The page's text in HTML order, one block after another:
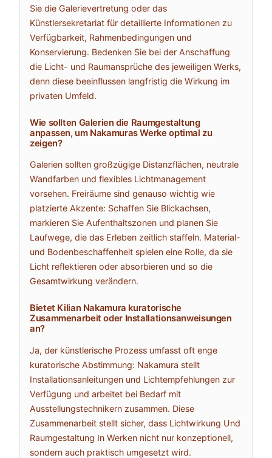
Sie die Galerievertretung oder das
Künstlersekretariat für detaillierte Informationen zu
Verfügbarkeit, Rahmenbedingungen und
Konservierung. Bedenken Sie bei der Anschaffung
die Licht- und Raumansprüche des jeweiligen Werks,
denn diese beeinflussen langfristig die Wirkung im
privaten Umfeld.
Wie sollten Galerien die Raumgestaltung
anpassen, um Nakamuras Werke optimal zu
zeigen?
Galerien sollten großzügige Distanzflächen, neutrale
Wandfarben und flexibles Lichtmanagement
vorsehen. Freiräume sind genauso wichtig wie
platzierte Akzente: Schaffen Sie Blickachsen,
markieren Sie Aufenthaltszonen und planen Sie
Laufwege, die das Erleben zeitlich staffeln. Material-
und Bodenbeschaffenheit spielen eine Rolle, da sie
Licht reflektieren oder absorbieren und so die
Gesamtwirkung verändern.
Bietet Kilian Nakamura kuratorische
Zusammenarbeit oder Installationsanweisungen
an?
Ja, der künstlerische Prozess umfasst oft enge
kuratorische Abstimmung: Nakamura stellt
Installationsanleitungen und Lichtempfehlungen zur
Verfügung und arbeitet bei Bedarf mit
Ausstellungstechnikern zusammen. Diese
Zusammenarbeit stellt sicher, dass Lichtwirkung Und
Raumgestaltung In Werken nicht nur konzeptionell,
sondern auch praktisch umgesetzt wird.